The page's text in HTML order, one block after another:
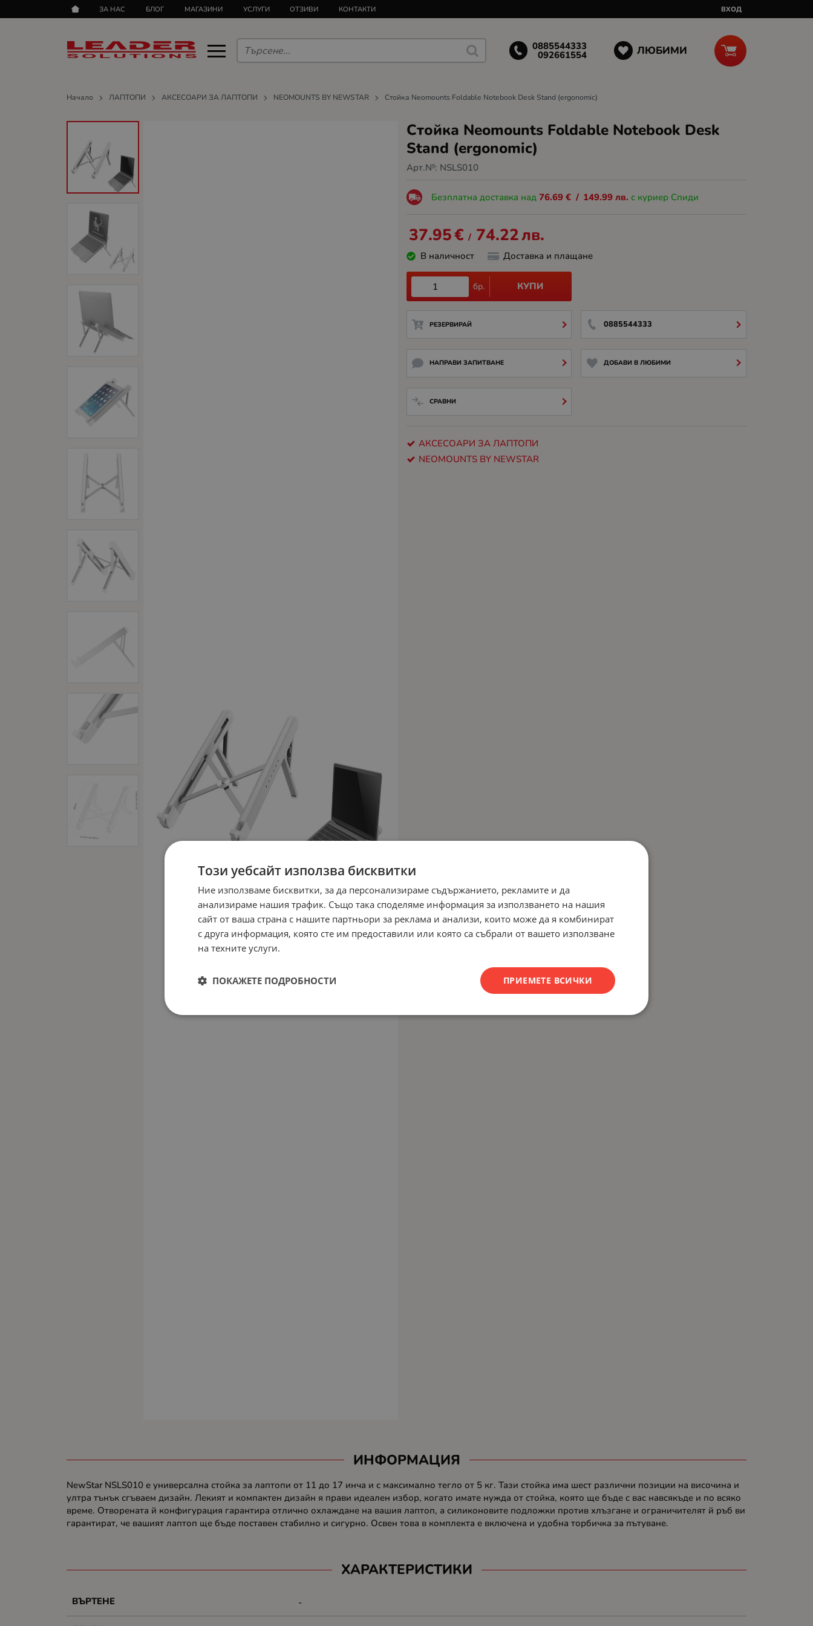
ЗА НАС БЛОГ МАГАЗИНИ УСЛУГИ ОТЗИВИ КОНТАКТИ ВХОД
0885544333
092661554 ЛЮБИМИ
Начало ЛАПТОПИ АКСЕСОАРИ ЗА ЛАПТОПИ NEOMOUNTS BY NEWSTAR Стойка Neomounts Foldable Notebook Desk Stand (ergonomic)
Стойка Neomounts Foldable Notebook Desk
Stand (ergonomic)
Арт.№: NSLS010
Безплатна доставка над76.69 € / 149.99 лв. с куриер Спиди
37.95€ / 74.22лв.
В наличност Доставка и плащане
бр. КУПИ
РЕЗЕРВИРАЙ 0885544333
НАПРАВИ ЗАПИТВАНЕ ДОБАВИ В ЛЮБИМИ
СРАВНИ
АКСЕСОАРИ ЗА ЛАПТОПИ
NEOMOUNTS BY NEWSTAR
ИНФОРМАЦИЯ
NewStar NSLS010 е универсална стойка за лаптопи от 11 до 17 инча и с максимално тегло от 5 кг. Тази стойка има шест различни позиции на височина и
ултра тънък сгъваем дизайн. Лекият и компактен дизайн я прави идеален избор, когато имате нужда от стойка, която ще бъде с вас навсякъде и по всяко
време. Отворената й конфигурация гарантира отлично охлаждане на вашия лаптоп, а силиконовите подложки против хлъзгане и ограничителят й ръб ви
гарантират, че вашият лаптоп ще бъде поставен стабилно и сигурно. Освен това в комплекта е включена и удобна торбичка за пътуване.
ХАРАКТЕРИСТИКИ
ВЪРТЕНЕ -
Този уебсайт използва бисквитки
Ние използваме бисквитки, за да персонализираме съдържанието, рекламите и да
анализираме нашия трафик. Също така споделяме информация за използването на нашия
сайт от ваша страна с нашите партньори за реклама и анализи, които може да я комбинират
с друга информация, която сте им предоставили или която са събрали от вашето използване
на техните услуги.
ПРИЕМЕТЕ ВСИЧКИ
ПОКАЖЕТЕ ПОДРОБНОСТИ